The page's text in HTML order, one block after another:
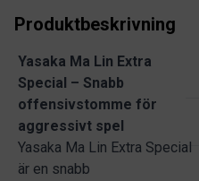
Produktbeskrivning
Yasaka Ma Lin Extra
Special – Snabb
offensivstomme för
aggressivt spel
Yasaka Ma Lin Extra Special
är en snabb